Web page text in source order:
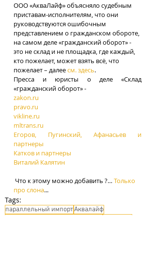
ООО «АкваЛайф» объясняло судебным
приставам-исполнителям, что они
руководствуются ошибочным
представлением о гражданском обороте,
на самом деле «гражданский оборот» -
это не склад и не площадка, где каждый,
кто пожелает, может взять всё, что
пожелает – далее см. здесь.
Пресса и юристы о деле «Склад
«гражданский оборот» -
zakon.ru
pravo.ru
vikline.ru
mltrans.ru
Егоров, Пугинский, Афанасьев и
партнеры
Катков и партнеры
Виталий Калятин
Что к этому можно добавить ?… Только
про слона...
Tags:
параллельный импортАквалайф